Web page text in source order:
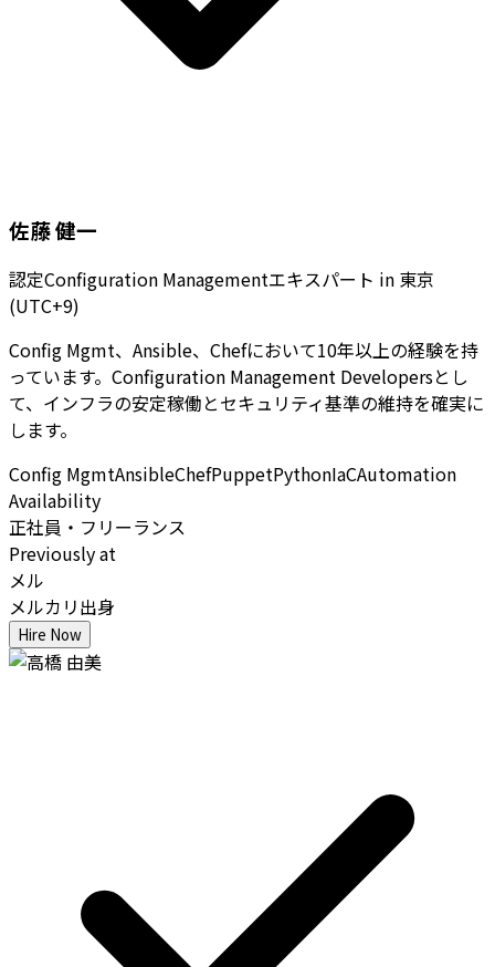
佐藤 健一
認定Configuration Managementエキスパート in 東京
(UTC+9)
Config Mgmt、Ansible、Chefにおいて10年以上の経験を持
っています。Configuration Management Developersとし
て、インフラの安定稼働とセキュリティ基準の維持を確実に
します。
Config MgmtAnsibleChefPuppetPythonIaCAutomation
Availability
正社員・フリーランス
Previously at
メル
メルカリ出身
Hire Now